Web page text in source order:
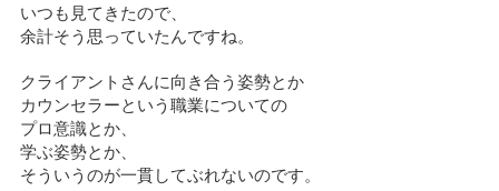
いつも見てきたので、
余計そう思っていたんですね。
クライアントさんに向き合う姿勢とか
カウンセラーという職業についての
プロ意識とか、
学ぶ姿勢とか、
そういうのが一貫してぶれないのです。